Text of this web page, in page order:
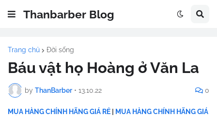
Thanbarber Blog
Trang chủ Đời sống
Báu vật họ Hoàng ở Văn La
by ThanBarber • 13.10.22 0
MUA HÀNG CHÍNH HÃNG GIÁ RẺ
MUA HÀNG CHÍNH HÃNG GIÁ